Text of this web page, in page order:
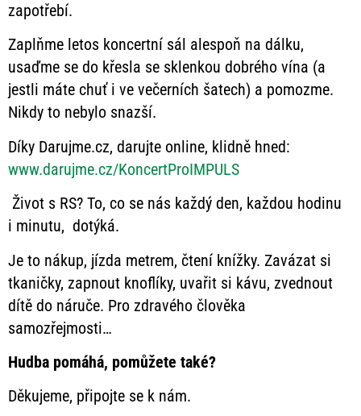
zapotřebí.
Zaplňme letos koncertní sál alespoň na dálku,
usaďme se do křesla se sklenkou dobrého vína (a
jestli máte chuť i ve večerních šatech) a pomozme.
Nikdy to nebylo snazší.
Díky Darujme.cz, darujte online, klidně hned:
www.darujme.cz/KoncertProIMPULS
Život s RS? To, co se nás každý den, každou hodinu
i minutu, dotýká.
Je to nákup, jízda metrem, čtení knížky. Zavázat si
tkaničky, zapnout knoflíky, uvařit si kávu, zvednout
dítě do náruče. Pro zdravého člověka
samozřejmosti…
Hudba pomáhá, pomůžete také?
Děkujeme, připojte se k nám.